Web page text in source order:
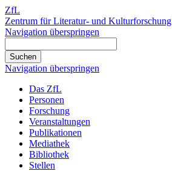
ZfL
Zentrum für Literatur- und Kulturforschung
Navigation überspringen
Navigation überspringen
Das ZfL
Personen
Forschung
Veranstaltungen
Publikationen
Mediathek
Bibliothek
Stellen